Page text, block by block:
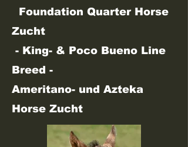
Foundation Quarter Horse
Zucht
- King- & Poco Bueno Line
Breed -
Ameritano- und Azteka
Horse Zucht